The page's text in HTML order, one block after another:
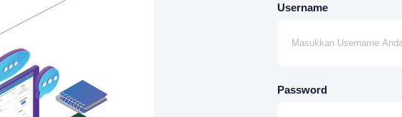
Username
Password